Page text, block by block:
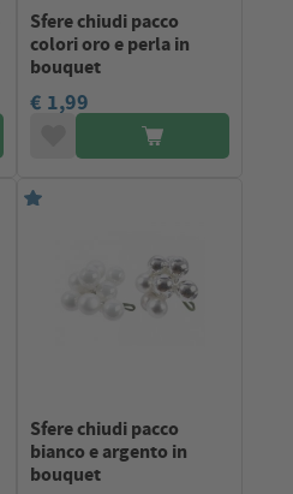
Sfere chiudi pacco
colori oro e perla in
bouquet
€ 1,99
Sfere chiudi pacco
bianco e argento in
bouquet